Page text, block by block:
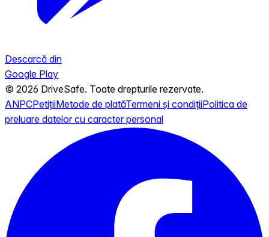
Descarcă din
Google Play
© 2026 DriveSafe. Toate drepturile rezervate.
ANPCPetițiiMetode de platăTermeni și condițiiPolitica de
preluare datelor cu caracter personal